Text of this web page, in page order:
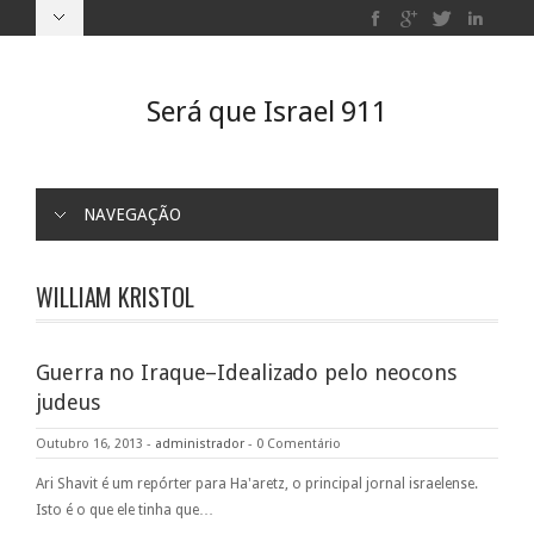
Será que Israel 911
NAVEGAÇÃO
WILLIAM KRISTOL
Guerra no Iraque–Idealizado pelo neocons
judeus
Outubro 16, 2013 - administrador - 0 Comentário
Ari Shavit é um repórter para Ha'aretz, o principal jornal israelense.
Isto é o que ele tinha que…